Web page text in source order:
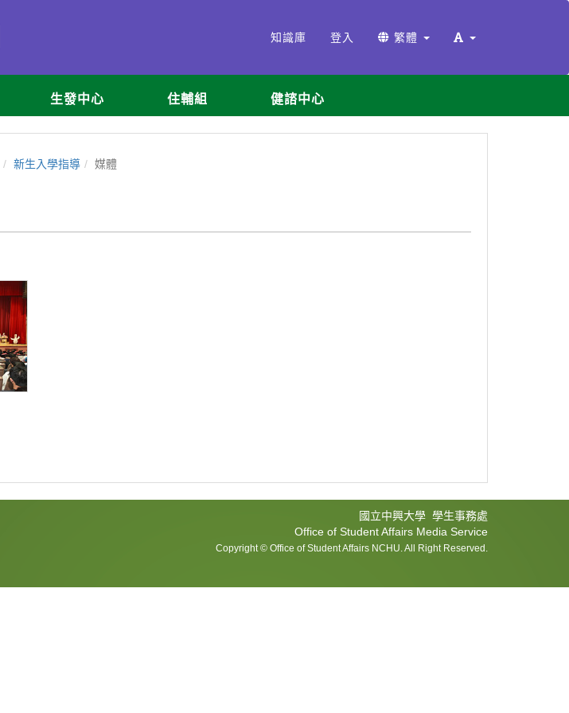
知識庫 登入 繁體
生發中心 住輔組 健諮中心
新生入學指導 媒體
國立中興大學 學生事務處
Office of Student Affairs Media Service
Copyright © Office of Student Affairs NCHU. All Right Reserved.